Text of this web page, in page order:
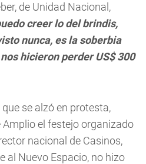
de Unidad Nacional,
creer lo del brindis,
nunca, es la soberbia
hicieron perder US$ 300
se alzó en protesta,
el festejo organizado
nacional de Casinos,
al Nuevo Espacio, no hizo